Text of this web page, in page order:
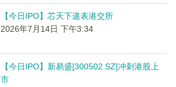
【今日IPO】芯天下递表港交所
2026年7月14日 下午3:34
【今日IPO】新易盛[300502.SZ]冲刺港股上
市